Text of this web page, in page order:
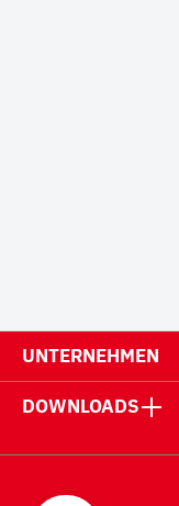
UNTERNEHMEN
DOWNLOADS